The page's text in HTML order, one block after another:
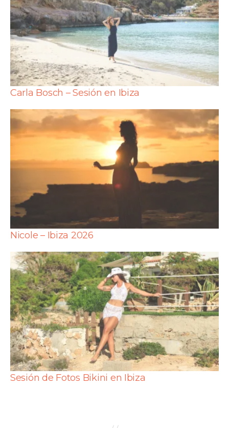
Carla Bosch – Sesión en Ibiza
Nicole – Ibiza 2026
Sesión de Fotos Bikini en Ibiza